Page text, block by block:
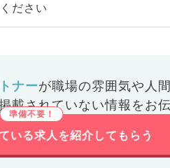
ださい
ナーが職場の雰囲気や人間
載されていない情報をお伝
いる求人を紹介してもらう